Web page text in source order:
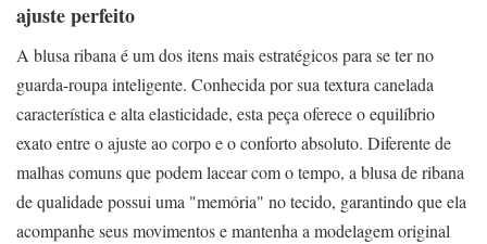
ajuste perfeito
A blusa ribana é um dos itens mais estratégicos para se ter no
guarda-roupa inteligente. Conhecida por sua textura canelada
característica e alta elasticidade, esta peça oferece o equilíbrio
exato entre o ajuste ao corpo e o conforto absoluto. Diferente de
malhas comuns que podem lacear com o tempo, a blusa de ribana
de qualidade possui uma "memória" no tecido, garantindo que ela
acompanhe seus movimentos e mantenha a modelagem original